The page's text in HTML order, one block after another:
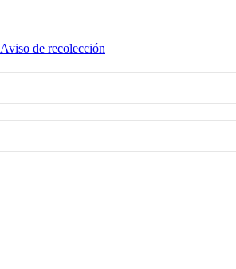
Aviso de recolección